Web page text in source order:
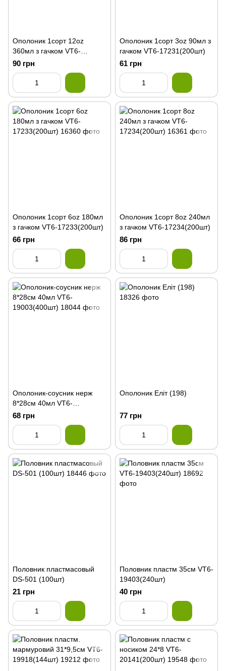
Ополоник 1сорт 12oz
360мл з гачком VT6-
17236(200шт)
90 грн
Ополоник 1сорт 3oz 90мл з
гачком VT6-17231(200шт)
61 грн
Ополоник 1сорт 6oz 180мл
з гачком VT6-17233(200шт)
66 грн
Ополоник 1сорт 8oz 240мл
з гачком VT6-17234(200шт)
86 грн
Ополоник-соусник нерж
8*28см 40мл VT6-
19003(400шт)
68 грн
Ополоник Еліт (198)
77 грн
Половник пластмасовый
DS-501 (100шт)
21 грн
Половник пластм 35см VT6-
19403(240шт)
40 грн